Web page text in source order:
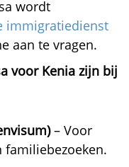
wordt
immigratiedienst
aan te vragen.
voor Kenia zijn bij
– Voor
familiebezoeken.